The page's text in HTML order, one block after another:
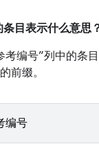
目表示什么意思
考编号”列中的条
前缀。
编号